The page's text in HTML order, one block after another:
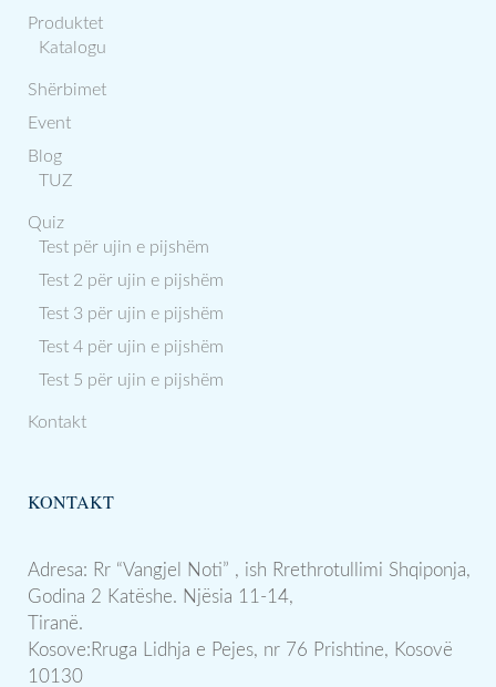
Produktet
Katalogu
Shërbimet
Event
Blog
TUZ
Quiz
Test për ujin e pijshëm
Test 2 për ujin e pijshëm
Test 3 për ujin e pijshëm
Test 4 për ujin e pijshëm
Test 5 për ujin e pijshëm
Kontakt
KONTAKT
Adresa: Rr “Vangjel Noti” , ish Rrethrotullimi Shqiponja,
Godina 2 Katëshe. Njësia 11-14,
Tiranë.
Kosove:Rruga Lidhja e Pejes, nr 76 Prishtine, Kosovë
10130